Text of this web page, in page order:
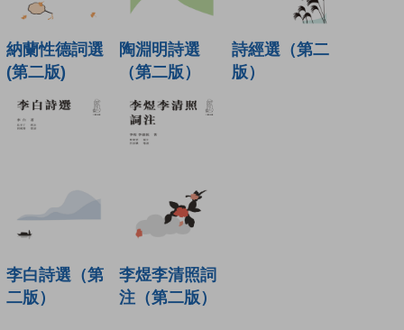
納蘭性德詞選
(第二版)
陶淵明詩選
（第二版）
詩經選（第二
版）
李白詩選（第
二版）
李煜李清照詞
注（第二版）